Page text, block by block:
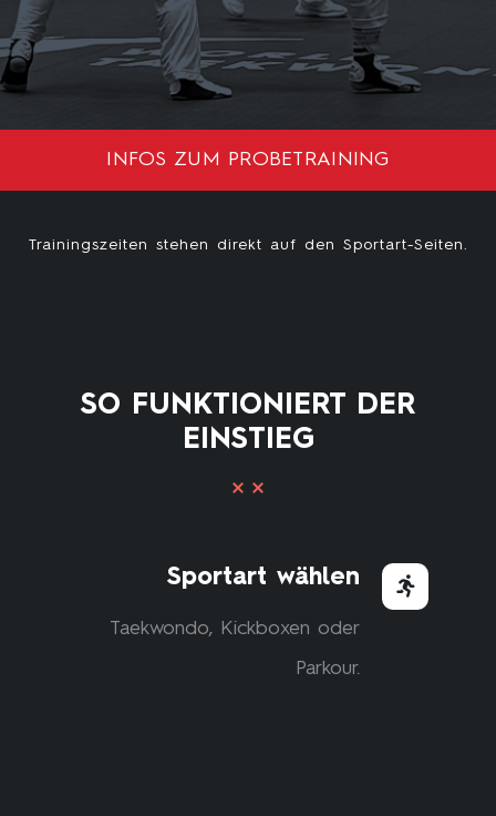
INFOS ZUM PROBETRAINING
Trainingszeiten stehen direkt auf den Sportart-Seiten.
SO FUNKTIONIERT DER
EINSTIEG
Sportart wählen
Taekwondo, Kickboxen oder
Parkour.